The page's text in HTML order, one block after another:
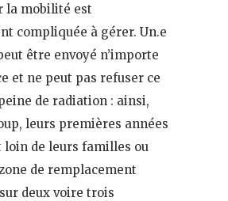
la mobilité est
compliquée à gérer. Un.e
être envoyé n’importe
et ne peut pas refuser ce
de radiation : ainsi,
leurs premières années
loin de leurs familles ou
de remplacement
deux voire trois